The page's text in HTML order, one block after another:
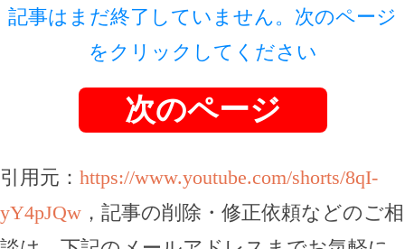
記事はまだ終了していません。次のページ
をクリックしてください
次のページ
引用元： https://www.youtube.com/shorts/8qI-
yY4pJQw ，記事の削除・修正依頼などのご相